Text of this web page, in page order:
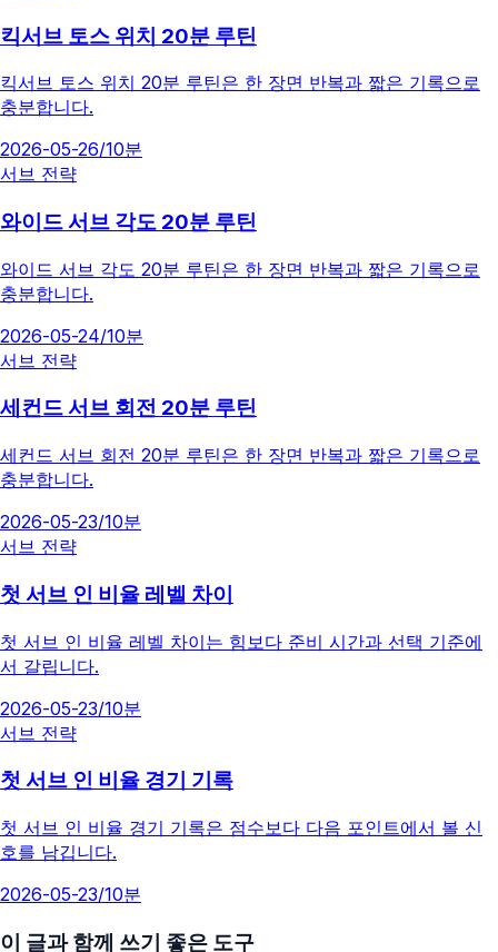
킥서브 토스 위치 20분 루틴
킥서브 토스 위치 20분 루틴은 한 장면 반복과 짧은 기록으로
충분합니다.
2026-05-26/10분
서브 전략
와이드 서브 각도 20분 루틴
와이드 서브 각도 20분 루틴은 한 장면 반복과 짧은 기록으로
충분합니다.
2026-05-24/10분
서브 전략
세컨드 서브 회전 20분 루틴
세컨드 서브 회전 20분 루틴은 한 장면 반복과 짧은 기록으로
충분합니다.
2026-05-23/10분
서브 전략
첫 서브 인 비율 레벨 차이
첫 서브 인 비율 레벨 차이는 힘보다 준비 시간과 선택 기준에
서 갈립니다.
2026-05-23/10분
서브 전략
첫 서브 인 비율 경기 기록
첫 서브 인 비율 경기 기록은 점수보다 다음 포인트에서 볼 신
호를 남깁니다.
2026-05-23/10분
이 글과 함께 쓰기 좋은 도구